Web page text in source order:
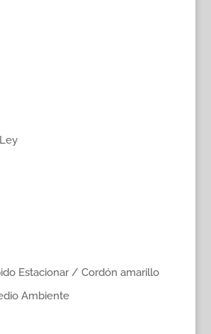
Estacionar / Cordón amarillo
Ambiente